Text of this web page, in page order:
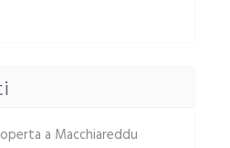
a Macchiareddu